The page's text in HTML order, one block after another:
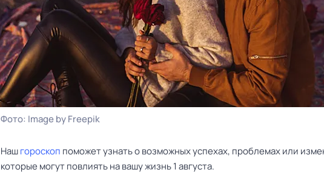
Фото: Image by Freepik
Нашгороскоп поможет узнать о возможных успехах, проблемах или
которые могут повлиять на вашу жизнь 1 августа.